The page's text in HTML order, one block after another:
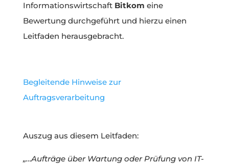
Informationswirtschaft Bitkom eine
Bewertung durchgeführt und hierzu einen
Leitfaden herausgebracht.
Begleitende Hinweise zur
Auftragsverarbeitung
Auszug aus diesem Leitfaden:
„…Aufträge über Wartung oder Prüfung von IT-